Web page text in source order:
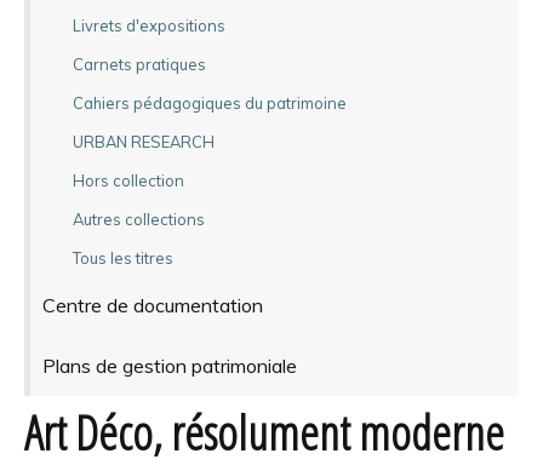
Livrets d'expositions
Carnets pratiques
Cahiers pédagogiques du patrimoine
URBAN RESEARCH
Hors collection
Autres collections
Tous les titres
Centre de documentation
Plans de gestion patrimoniale
Art Déco, résolument moderne